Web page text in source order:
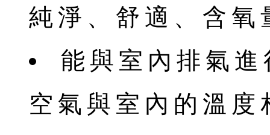
純淨、舒適、含氧
能與室內排氣
空氣與室內的溫